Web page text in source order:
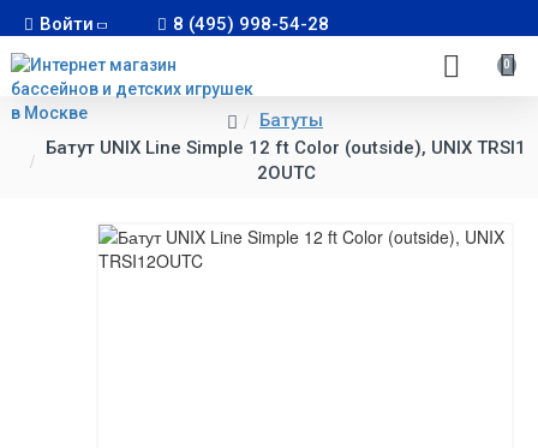
Войти 8 (495) 998-54-28
0
Батуты
Батут UNIX Line Simple 12 ft Color (outside), UNIX TRSI1
2OUTC